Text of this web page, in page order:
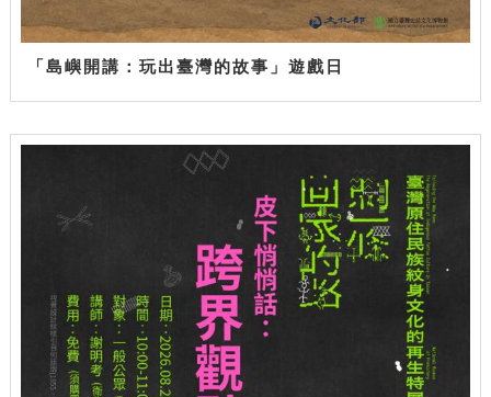
「島嶼開講：玩出臺灣的故事」遊戲日